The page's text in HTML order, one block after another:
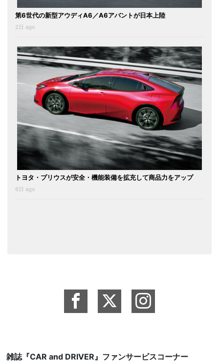
第6世代の新型アウディA6／A6アバントが日本上陸
2日 ago
トヨタ・プリウスが安全・機能装備を拡充して商品力をアップ
6日 ago
雑誌『CAR and DRIVER』ファンサービスコーナー